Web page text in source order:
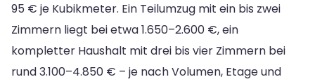
95 € je Kubikmeter. Ein Teilumzug mit ein bis zwei
Zimmern liegt bei etwa 1.650–2.600 €, ein
kompletter Haushalt mit drei bis vier Zimmern bei
rund 3.100–4.850 € – je nach Volumen, Etage und